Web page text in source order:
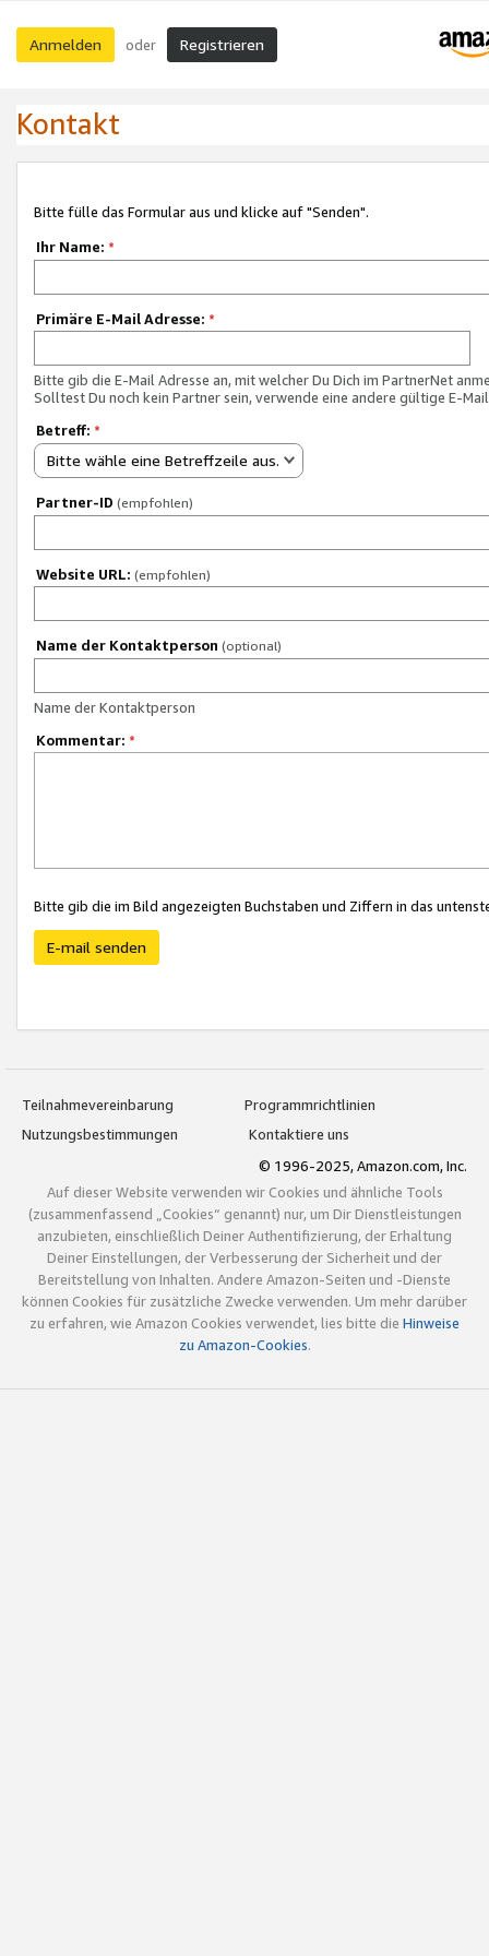
Anmelden oder Registrieren
Kontakt
Bitte fülle das Formular aus und klicke auf "Senden".
Ihr Name: *
Primäre E-Mail Adresse: *
Bitte gib die E-Mail Adresse an, mit welcher Du Dich im PartnerNet
Solltest Du noch kein Partner sein, verwende eine andere gültige E-
Betreff: *
Bitte wähle eine Betreffzeile aus.
Partner-ID (empfohlen)
Website URL: (empfohlen)
Name der Kontaktperson (optional)
Name der Kontaktperson
Kommentar: *
Bitte gib die im Bild angezeigten Buchstaben und Ziffern in das
E-mail senden
Teilnahmevereinbarung
Programmrichtlinien
Nutzungsbestimmungen
Kontaktiere uns
© 1996-2025, Amazon.com, Inc.
Auf dieser Website verwenden wir Cookies und ähnliche Tools
(zusammenfassend „Cookies“ genannt) nur, um Dir Dienstleistungen
anzubieten, einschließlich Deiner Authentifizierung, der Erhaltung
Deiner Einstellungen, der Verbesserung der Sicherheit und der
Bereitstellung von Inhalten. Andere Amazon-Seiten und -Dienste
können Cookies für zusätzliche Zwecke verwenden. Um mehr darüber
zu erfahren, wie Amazon Cookies verwendet, lies bitte die Hinweise
zu Amazon-Cookies.